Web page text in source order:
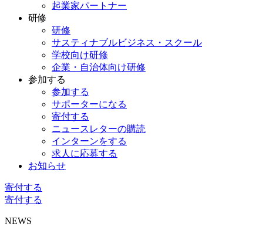
起業家パートナー
研修
研修
サスティナブルビジネス・スクール
学校向け研修
企業・自治体向け研修
参加する
参加する
サポーターになる
寄付する
ニュースレターの購読
インターンをする
求人に応募する
お知らせ
寄付する
寄付する
NEWS